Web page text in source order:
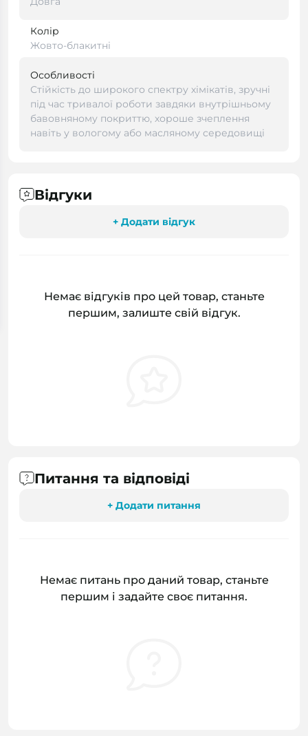
Колір
Жовто-блакитні
Особливості
Стійкість до широкого спектру хімікатів, зручні
під час тривалої роботи завдяки внутрішньому
бавовняному покриттю, хороше зчеплення
навіть у вологому або масляному середовищі
Відгуки
+ Додати відгук
Немає відгуків про цей товар, станьте
першим, залиште свій відгук.
Питання та відповіді
+ Додати питання
Немає питань про даний товар, станьте
першим і задайте своє питання.